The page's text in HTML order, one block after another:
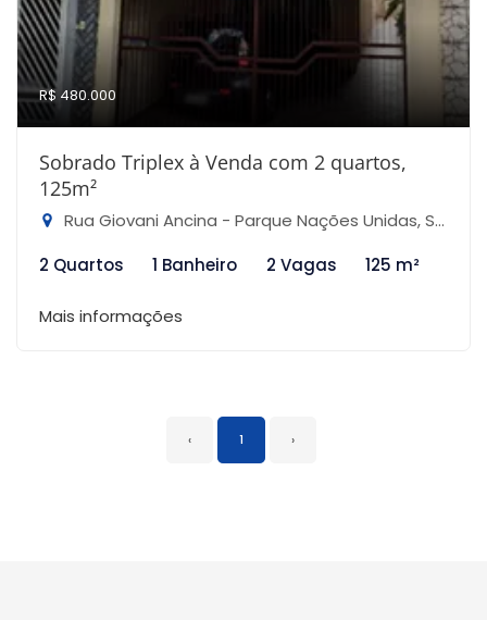
R$ 480.000
Sobrado Triplex à Venda com 2 quartos,
125m²
Rua Giovani Ancina - Parque Nações Unidas, São Paulo-SP
2 Quartos
1 Banheiro 2 Vagas 125 m²
Mais informações
‹ 1 ›